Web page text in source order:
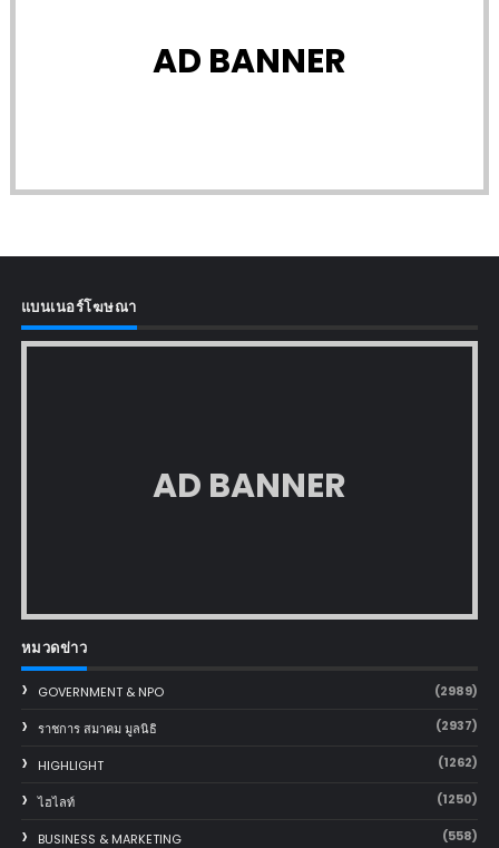
AD BANNER
แบนเนอร์โฆษณา
AD BANNER
หมวดข่าว
GOVERNMENT & NPO (2989)
ราชการ สมาคม มูลนิธิ (2937)
HIGHLIGHT (1262)
ไฮไลท์ (1250)
BUSINESS & MARKETING (558)